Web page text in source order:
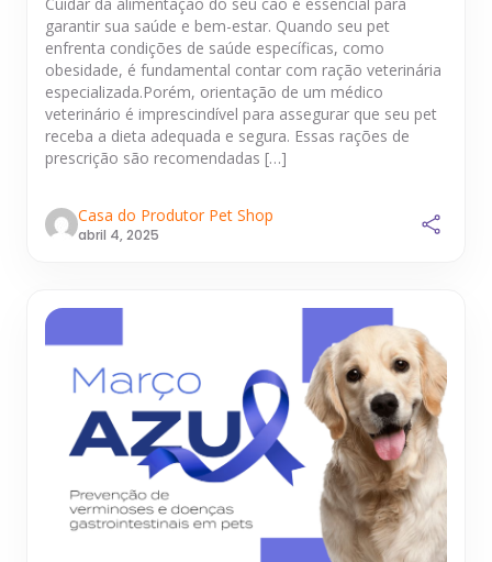
Cuidar da alimentação do seu cão é essencial para
garantir sua saúde e bem-estar. Quando seu pet
enfrenta condições de saúde específicas, como
obesidade, é fundamental contar com ração veterinária
especializada.Porém, orientação de um médico
veterinário é imprescindível para assegurar que seu pet
receba a dieta adequada e segura. Essas rações de
prescrição são recomendadas […]
Casa do Produtor Pet Shop
abril 4, 2025